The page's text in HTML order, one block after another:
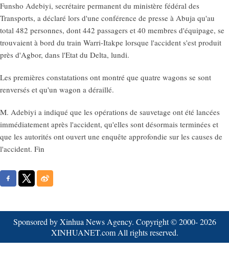
Funsho Adebiyi, secrétaire permanent du ministère fédéral des
Transports, a déclaré lors d'une conférence de presse à Abuja qu'au
total 482 personnes, dont 442 passagers et 40 membres d'équipage, se
trouvaient à bord du train Warri-Itakpe lorsque l'accident s'est produit
près d'Agbor, dans l'Etat du Delta, lundi.
Les premières constatations ont montré que quatre wagons se sont
renversés et qu'un wagon a déraillé.
M. Adebiyi a indiqué que les opérations de sauvetage ont été lancées
immédiatement après l'accident, qu'elles sont désormais terminées et
que les autorités ont ouvert une enquête approfondie sur les causes de
l'accident. Fin
Sponsored by Xinhua News Agency. Copyright © 2000-2026
XINHUANET.com All rights reserved.